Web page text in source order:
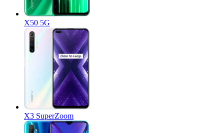
X50 5G
X3 SuperZoom